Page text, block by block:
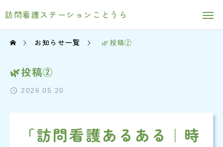
訪問看護ステーションことうら
お知らせ一覧 🌿投稿②
🌿投稿②
2026.05.20
「訪問看護あるある｜時